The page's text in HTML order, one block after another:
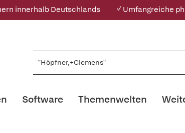
innerhalb Deutschlands ✓ Umfangreiche
Software Themenwelten